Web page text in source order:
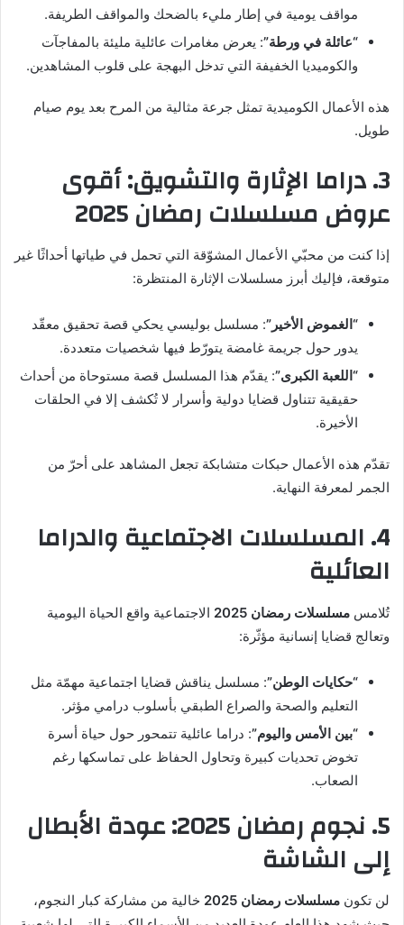
مواقف يومية في إطار مليء بالضحك والمواقف الطريفة.
“عائلة في ورطة”: يعرض مغامرات عائلية مليئة بالمفاجآت
والكوميديا الخفيفة التي تدخل البهجة على قلوب المشاهدين.
هذه الأعمال الكوميدية تمثل جرعة مثالية من المرح بعد يوم صيام
طويل.
3. دراما الإثارة والتشويق: أقوى
عروض مسلسلات رمضان 2025
إذا كنت من محبّي الأعمال المشوّقة التي تحمل في طياتها أحداثًا غير
متوقعة، فإليك أبرز مسلسلات الإثارة المنتظرة:
“الغموض الأخير”: مسلسل بوليسي يحكي قصة تحقيق معقّد
يدور حول جريمة غامضة يتورّط فيها شخصيات متعددة.
“اللعبة الكبرى”: يقدّم هذا المسلسل قصة مستوحاة من أحداث
حقيقية تتناول قضايا دولية وأسرار لا تُكشف إلا في الحلقات
الأخيرة.
تقدّم هذه الأعمال حبكات متشابكة تجعل المشاهد على أحرّ من
الجمر لمعرفة النهاية.
4. المسلسلات الاجتماعية والدراما
العائلية
تُلامس مسلسلات رمضان 2025
الاجتماعية واقع الحياة اليومية
وتعالج قضايا إنسانية مؤثّرة:
“حكايات الوطن”: مسلسل يناقش قضايا اجتماعية مهمّة مثل
التعليم والصحة والصراع الطبقي بأسلوب درامي مؤثر.
“بين الأمس واليوم”: دراما عائلية تتمحور حول حياة أسرة
تخوض تحديات كبيرة وتحاول الحفاظ على تماسكها رغم
الصعاب.
5. نجوم رمضان 2025: عودة الأبطال
إلى الشاشة
لن تكون مسلسلات رمضان 2025
خالية من مشاركة كبار النجوم،